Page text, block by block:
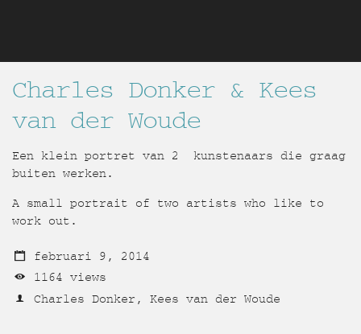
Charles Donker & Kees
van der Woude
Een klein portret van 2 kunstenaars die graag
buiten werken.
A small portrait of two artists who like to
work out.
februari 9, 2014
1164 views
Charles Donker, Kees van der Woude